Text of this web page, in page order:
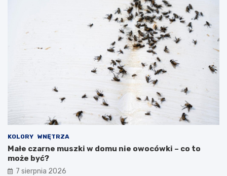
KOLORY WNĘTRZA
Małe czarne muszki w domu nie owocówki – co to
może być?
7 sierpnia 2026